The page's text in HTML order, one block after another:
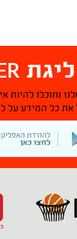
ותוכלו להיות
את כל המידע על